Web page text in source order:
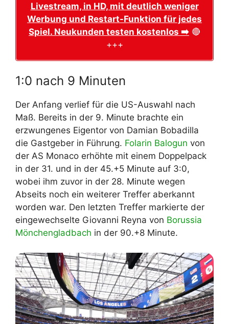
Livestream, in HD, mit deutlich weniger
Werbung und Restart-Funktion für jedes
Spiel. Neukunden testen kostenlos ➡️ 🔴
+++
1:0 nach 9 Minuten
Der Anfang verlief für die US-Auswahl nach
Maß. Bereits in der 9. Minute brachte ein
erzwungenes Eigentor von Damian Bobadilla
die Gastgeber in Führung. Folarin Balogun von
der AS Monaco erhöhte mit einem Doppelpack
in der 31. und in der 45.+5 Minute auf 3:0,
wobei ihm zuvor in der 28. Minute wegen
Abseits noch ein weiterer Treffer aberkannt
worden war. Den letzten Treffer markierte der
eingewechselte Giovanni Reyna von Borussia
Mönchengladbach in der 90.+8 Minute.